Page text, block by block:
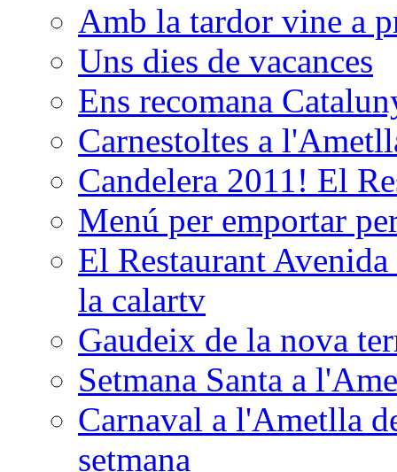
Amb la tardor vine a
Uns dies de vacances
Ens recomana
Carnestoltes a
Candelera 2011! El
Menú per emportar
El Restaurant
la calartv
Gaudeix de la nova
Setmana Santa a
Carnaval a l'Ametlla
setmana